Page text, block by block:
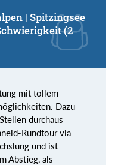
| Spitzingsee
(2
mit tollem
Dazu
durchaus
Rundtour via
und ist
Abstieg, als